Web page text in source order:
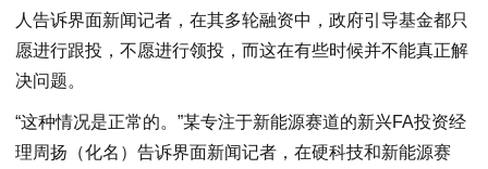
人告诉界面新闻记者，在其多轮融资中，政府引导基金都只
愿进行跟投，不愿进行领投，而这在有些时候并不能真正解
决问题。
“这种情况是正常的。”某专注于新能源赛道的新兴FA投资经
理周扬（化名）告诉界面新闻记者，在硬科技和新能源赛